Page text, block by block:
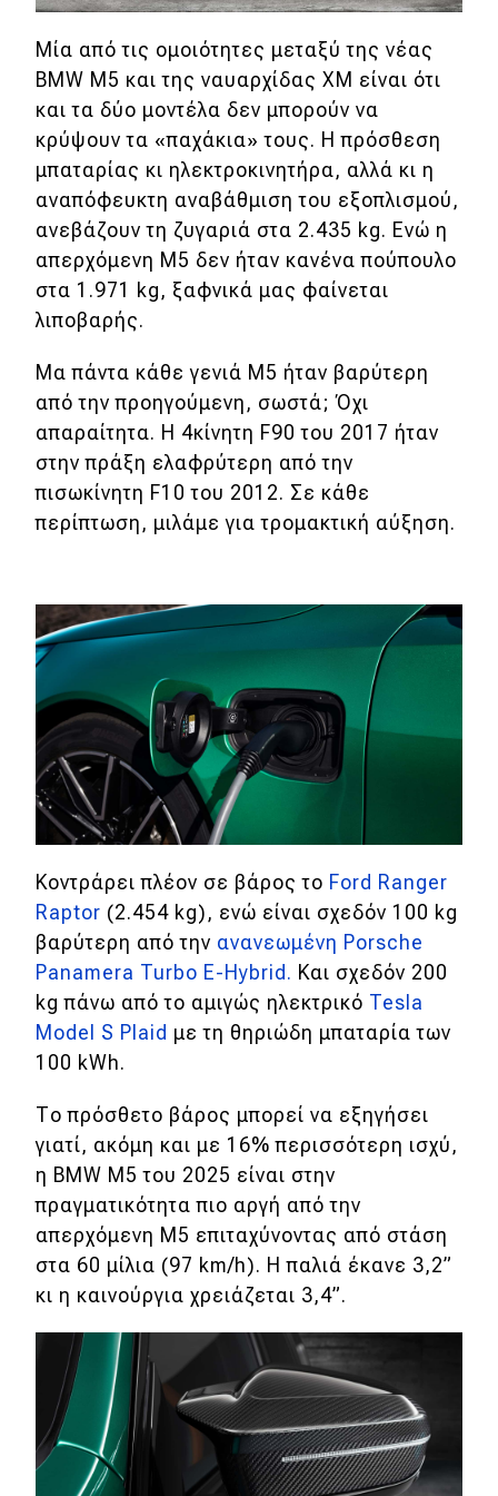
MOTO
Μεταχειρισμένο
Οδηγός αγοράς
Συμβουλές
Χρηστικά
Συμβουλές
ΚΤΕΟ
Οδική βοήθεια
eDRIVE
Μία από τις ομοιότητες μεταξύ της νέας
BMW M5 και της ναυαρχίδας XM είναι ότι
και τα δύο μοντέλα δεν μπορούν να
κρύψουν τα «παχάκια» τους. Η πρόσθεση
μπαταρίας κι ηλεκτροκινητήρα, αλλά κι η
αναπόφευκτη αναβάθμιση του εξοπλισμού,
ανεβάζουν τη ζυγαριά στα 2.435 kg. Ενώ η
απερχόμενη M5 δεν ήταν κανένα πούπουλο
στα 1.971 kg, ξαφνικά μας φαίνεται
λιποβαρής.
Μα πάντα κάθε γενιά M5 ήταν βαρύτερη
από την προηγούμενη, σωστά; Όχι
απαραίτητα. Η 4κίνητη F90 του 2017 ήταν
στην πράξη ελαφρύτερη από την
πισωκίνητη F10 του 2012. Σε κάθε
περίπτωση, μιλάμε για τρομακτική αύξηση.
Κοντράρει πλέον σε βάρος το Ford Ranger
Raptor (2.454 kg), ενώ είναι σχεδόν 100 kg
βαρύτερη από την ανανεωμένη Porsche
Panamera Turbo E-Hybrid. Και σχεδόν 200
kg πάνω από το αμιγώς ηλεκτρικό Tesla
Model S Plaid με τη θηριώδη μπαταρία των
100 kWh.
Το πρόσθετο βάρος μπορεί να εξηγήσει
γιατί, ακόμη και με 16% περισσότερη ισχύ,
η BMW M5 του 2025 είναι στην
πραγματικότητα πιο αργή από την
απερχόμενη M5 επιταχύνοντας από στάση
στα 60 μίλια (97 km/h). Η παλιά έκανε 3,2”
κι η καινούργια χρειάζεται 3,4”.